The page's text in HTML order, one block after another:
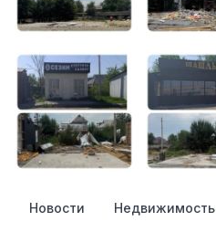
Новости Недвижимость